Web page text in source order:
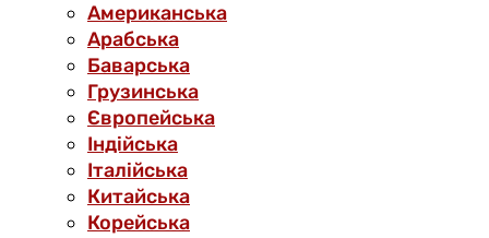
Американська
Арабська
Баварська
Грузинська
Європейська
Індійська
Італійська
Китайська
Корейська